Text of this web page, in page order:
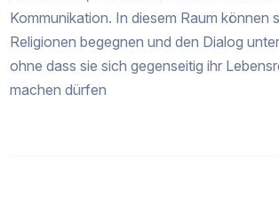
Kommunikation. In diesem Raum können
Religionen begegnen und den Dialog
ohne dass sie sich gegenseitig ihr
machen dürfen